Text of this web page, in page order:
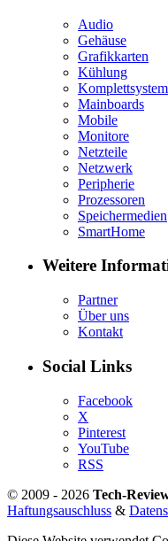
Audio
Gehäuse
Grafikkarten
Kühlung
Mainboards
Mobile
Monitore
Netzteile
Netzwerk
Peripherie
Prozessoren
Speichermedien
SmartHome
Weitere
Partner
Über uns
Kontakt
Social Links
Facebook
X
Pinterest
YouTube
RSS
© 2009 - 2026 Tech-
Haftungsauschluss &